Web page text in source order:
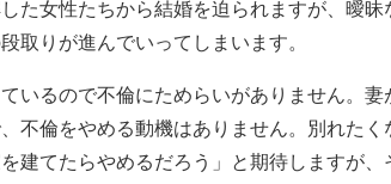
た女性たちから結婚を迫られますが、曖昧
取りが進んでいってしまいます。
いるので不倫にためらいがありません。妻
不倫をやめる動機はありません。別れたく
建てたらやめるだろう」と期待しますが、